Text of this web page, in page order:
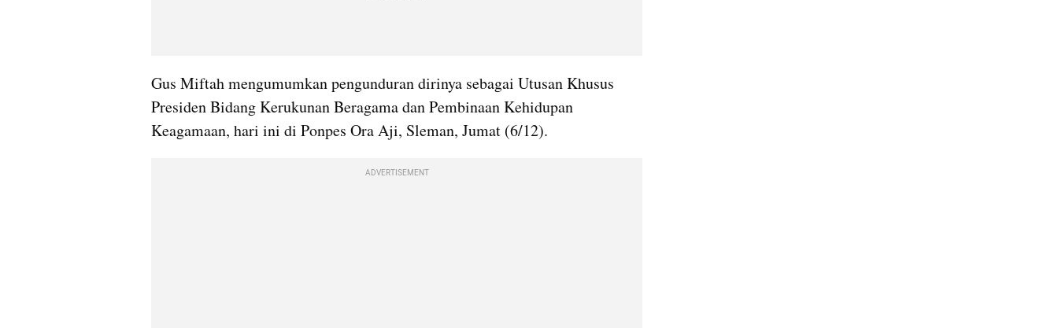
Gus Miftah mengumumkan pengunduran dirinya sebagai Utusan Khusus
Presiden Bidang Kerukunan Beragama dan Pembinaan Kehidupan
Keagamaan, hari ini di Ponpes Ora Aji, Sleman, Jumat (6/12).
ADVERTISEMENT